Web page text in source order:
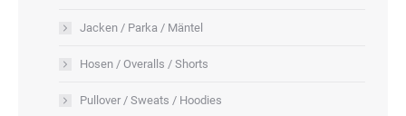
Jacken / Parka / Mäntel
Hosen / Overalls / Shorts
Pullover / Sweats / Hoodies